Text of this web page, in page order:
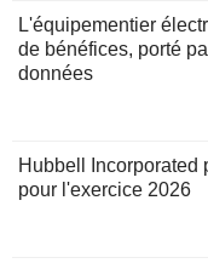
L'équipementier
de bénéfices, porté
données
Hubbell Incorporated
pour l'exercice 2026